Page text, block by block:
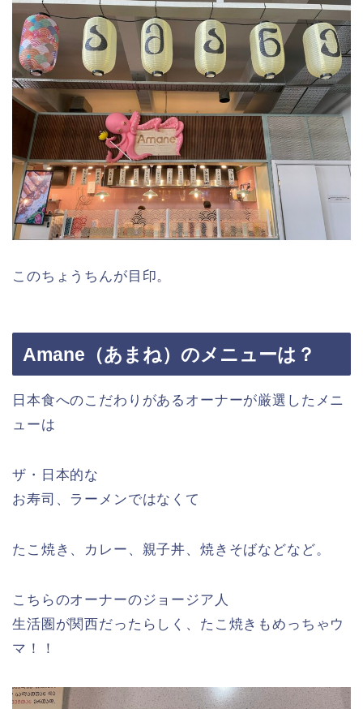
このちょうちんが目印。
Amane（あまね）のメニューは？
日本食へのこだわりがあるオーナーが厳選したメニ
ューは
ザ・日本的な
お寿司、ラーメンではなくて
たこ焼き、カレー、親子丼、焼きそばなどなど。
こちらのオーナーのジョージア人
生活圏が関西だったらしく、たこ焼きもめっちゃウ
マ！！